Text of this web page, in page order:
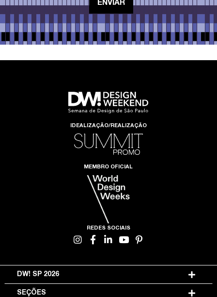
IDEALIZAÇÃO/REALIZAÇÃO
MEMBRO OFICIAL
REDES SOCIAIS
DW! SP 2026
SEÇÕES